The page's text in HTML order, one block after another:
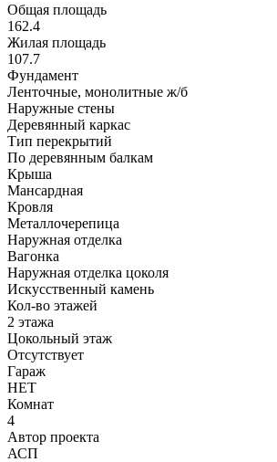
Общая площадь
162.4
Жилая площадь
107.7
Фундамент
Ленточные, монолитные ж/б
Наружные стены
Деревянный каркас
Тип перекрытий
По деревянным балкам
Крыша
Мансардная
Кровля
Металлочерепица
Наружная отделка
Вагонка
Наружная отделка цоколя
Искусственный камень
Кол-во этажей
2 этажа
Цокольный этаж
Отсутствует
Гараж
НЕТ
Комнат
4
Автор проекта
АСП